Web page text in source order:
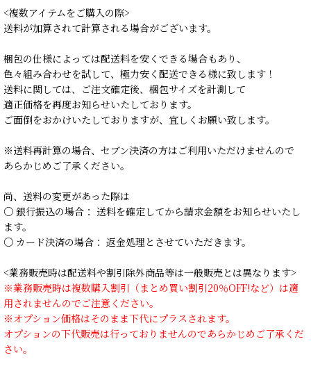
<複数アイテムをご購入の際>
送料が加算されて計算される場合がございます。
梱包の仕様によっては配送料を安くできる場合もあり、
色々組み合わせを試して、極力安く配送できる様に致します！
送料に関しては、ご注文確定後、梱包サイズを計測して
適正価格を再度お知らせいたしております。
ご面倒をおかけいたしておりますが、宜しくお願い致します。
※送料再計算の場合、セブン決済の方はご利用いただけませんので
あらかじめご了承ください。
尚、送料の変更があった際は
○ 銀行振込の場合： 送料を確定してから請求金額をお知らせいたし
ます。
○ カード決済の場合： 返金処理とさせていただきます。
<業務販売時は配送料や割引除外商品等は一般販売とは異なります>
※業務販売時は複数購入割引（まとめ買い割引20％OFF!など）は適
用されませんのでご注意ください。
※オプション価格はそのまま下代にプラスされます。
オプションの下代販売は行っておりませんのであらかじめご了承くだ
さい。